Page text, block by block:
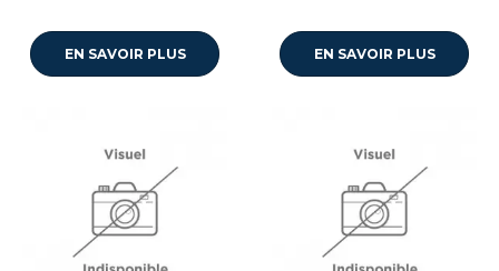
EN SAVOIR PLUS EN SAVOIR PLUS